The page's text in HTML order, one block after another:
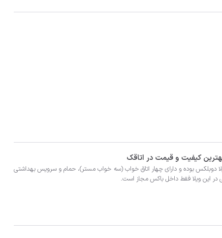
ویلا افشاریه با استخر آبگرم اقامتگاهی برای آرامش و تفریح شماست. این ویلا در زمینی به مساحت 1000 متر مربع با زیر بنای 500 متر مربع در منطقه کردان واقع شده است. ویلا دوبلکس بوده و دارای چهار اتاق خواب (سه خواب مستر)، حمام و سرویس بهداشتی